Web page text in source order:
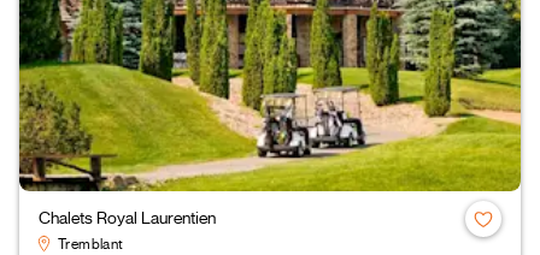
Chalets Royal Laurentien
Tremblant